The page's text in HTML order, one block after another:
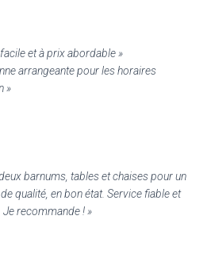
et à prix abordable »
arrangeante pour les horaires
»
barnums, tables et chaises pour un
qualité, en bon état. Service fiable et
recommande ! »